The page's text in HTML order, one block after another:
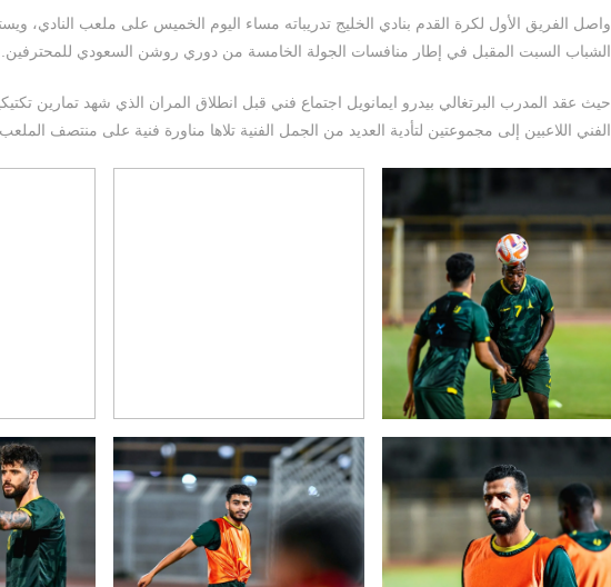
واصل الفريق الأول لكرة القدم بنادي الخليج تدريباته مساء اليوم الخميس على ملعب النادي،
الشباب السبت المقبل في إطار منافسات الجولة الخامسة من دوري روشن السعودي للمحترفين.
حيث عقد المدرب البرتغالي بيدرو ايمانويل اجتماع فني قبل انطلاق المران الذي شهد تمارين
الفني اللاعبين إلى مجموعتين لتأدية العديد من الجمل الفنية تلاها مناورة فنية على منتصف الملعب.